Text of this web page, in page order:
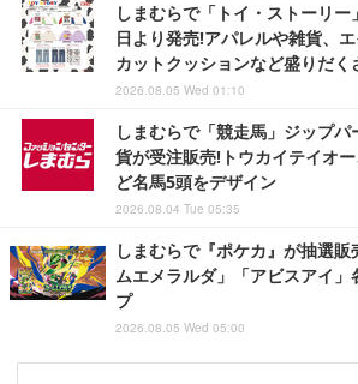
しまむらで「トイ・ストーリ
日より発売!アパレルや雑貨、
カットクッションなど盛りだく
2026.08.05 Wed 01:10
しまむらで「競走馬」ジップ
貨が受注販売!トウカイテイオ
ど名馬5頭をデザイン
2026.08.04 Tue 05:35
しまむらで『ポケカ』が抽選
ムエメラルダ」「アビスアイ」
プ
2026.08.05 Wed 05:00